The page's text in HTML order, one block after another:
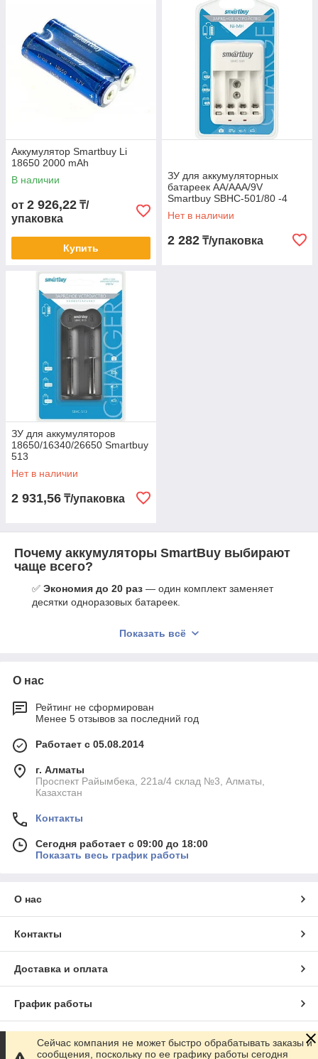
Аккумулятор Smartbuy Li
18650 2000 mAh
В наличии
от 2 926,22 ₸/
упаковка
Купить
ЗУ для аккумуляторных
батареек AA/AAA/9V
Smartbuy SBHC-501/80 -4
порта
Нет в наличии
2 282 ₸/упаковка
ЗУ для аккумуляторов
18650/16340/26650 Smartbuy
513
Нет в наличии
2 931,56 ₸/упаковка
Почему аккумуляторы SmartBuy выбирают
чаще всего?
✅ Экономия до 20 раз — один комплект заменяет
десятки одноразовых батареек.
провалов мощности: мышки, весы, фонари, термометры,
большинства устройств и зарядок Ni-MH.
снижает бытовые отходы.
защита контактов, высокая сохранность ёмкости при
Где лучше всего использовать
аккумуляторы SmartBuy?
Компьютерные мыши
Пульты ТВ, кондиционеров, медиаплееров
рассчитаны на ежедневную нагрузку.
Кухонные весы и бытовые приборы— оптимальны
под низкое энергопотребление.
Фонарики— обеспечивают яркий и стабильный свет.
Электроинструмент
высокую автономность.
Сравнительная таблица аккумуляторов
Формат
Ёмкость
(mAh)
Напряжение
Подходит
для
Показать всё
О нас
Рейтинг не сформирован
Менее 5 отзывов за последний год
Работает с 05.08.2014
г. Алматы
Проспект Райымбека, 221а/4 склад №3, Алматы,
Казахстан
Контакты
Сегодня работает с 09:00 до 18:00
Показать весь график работы
О нас
Контакты
Доставка и оплата
График работы
Полная версия сайта
Сейчас компания не может быстро обрабатывать заказы и
сообщения, поскольку по ее графику работы сегодня